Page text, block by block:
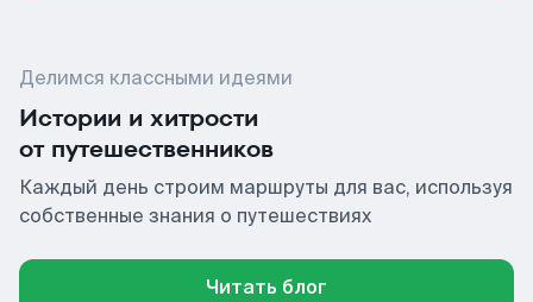
Делимся классными идеями
Истории и хитрости
от путешественников
Каждый день строим маршруты для вас, используя
собственные знания о путешествиях
Читать блог